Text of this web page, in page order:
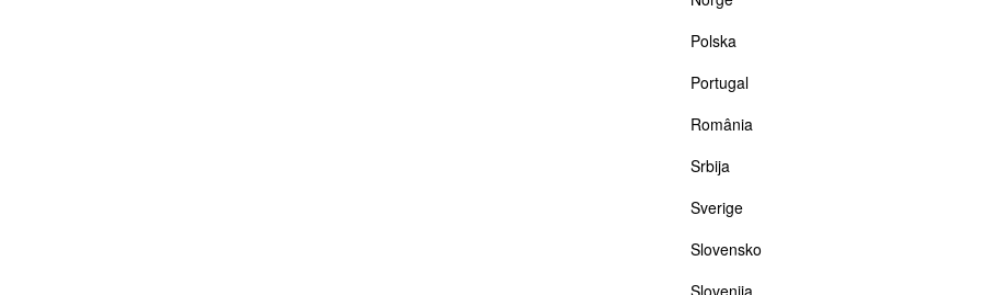
Polska
Portugal
România
Srbija
Sverige
Slovensko
Slovenija